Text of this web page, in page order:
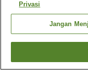
Beranda
Guesthouse Ochakare
Privasi
Jangan